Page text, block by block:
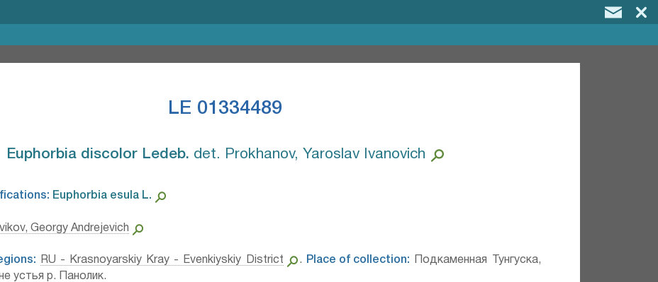
LE 01334489
Euphorbia discolor Ledeb.⁣ det. Prokhanov, Yaroslav Ivanovich
Euphorbia esula L.⁣
Georgy Andrejevich
RU - Krasnoyarskiy Kray - Evenkiyskiy District . Place of collection: Подкаменная Тунгуска,
устья р. Панолик.